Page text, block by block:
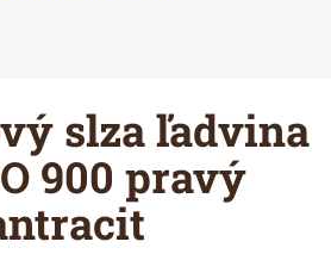
slza ľadvina
900 pravý